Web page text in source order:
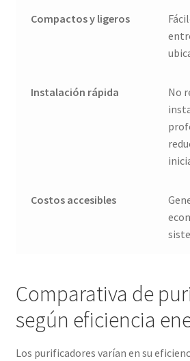
Compactos y ligeros
Instalación rápida
No
Costos accesibles
Comparativa de
según eficiencia
Los purificadores varían en su